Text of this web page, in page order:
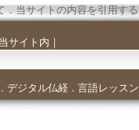
．当サイトの内容を引用する
当サイト内 ｜
． デジタル仏経． 言語レッスン